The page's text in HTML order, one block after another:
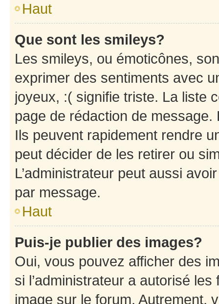
Haut
Que sont les smileys?
Les smileys, ou émoticônes,
exprimer des sentiments avec
joyeux, :( signifie triste. La liste
page de rédaction de
Ils peuvent rapidement rendre
peut décider de les retirer ou
L’administrateur peut aussi
par message.
Haut
Puis-je publier des images?
Oui, vous pouvez afficher des
si l’administrateur a autorisé
image sur le forum. Autrement,